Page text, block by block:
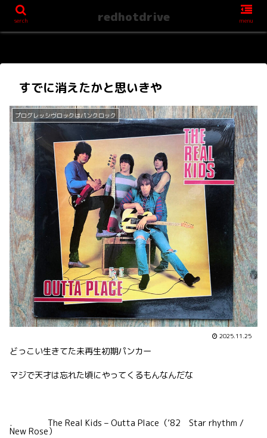
すでに消えたかと思いきや
プログレッシヴロックはパンクロック
2025.11.25
どっこい生きてた未再生初期パンカー
マジで天才は忘れた頃にやってくるもんなんだな
. The Real Kids – Outta Place（’82 Star rhythm /
New Rose）
serch redhotdrive menu